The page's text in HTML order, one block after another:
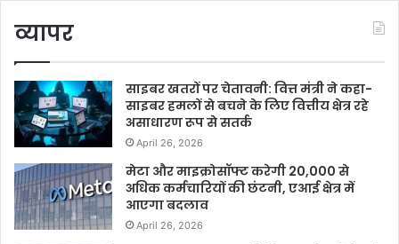
व्यापर
साइबर खतरों पर चेतावनी: वित्त मंत्री ने कहा-
साइबर हमलों से बचने के लिए वित्तीय क्षेत्र रहे
असाधारण रूप से सतर्क
April 26, 2026
मेटा और माइक्रोसॉफ्ट करेगी 20,000 से
अधिक कर्मचारियों की छंटनी, एआई क्षेत्र में
आएगा बदलाव
April 26, 2026